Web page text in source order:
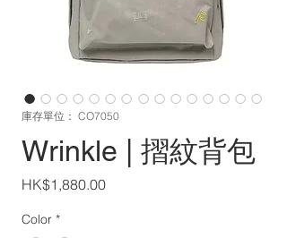
庫存單位： CO7050
Wrinkle | 摺紋背包
HK$1,880.00價
Color *